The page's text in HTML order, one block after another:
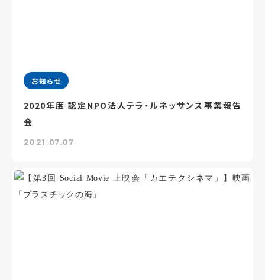
お知らせ
2020年度 認定NPO法人テラ・ルネッサンス事業報告
会
2021.07.07